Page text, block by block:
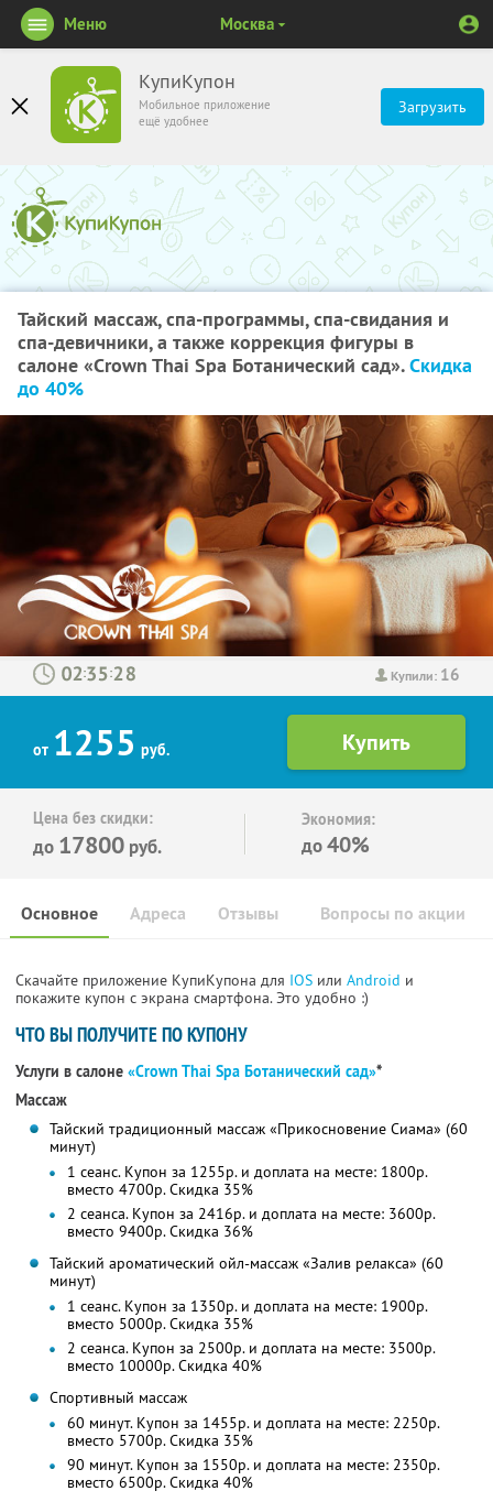
КупиКупон
Мобильное приложение
ещё удобнее
Загрузить
Меню Москва
Тайский массаж, спа-программы, спа-свидания и
спа-девичники, а также коррекция фигуры в
салоне «Crown Thai Spa Ботанический сад».Скидка
до 40%
Купили: 16
: :
от 1255 руб.
Цена без скидки:
до 17800 руб.
Экономия:
до40%
Основное Отзывы Вопросы по акции
Адреса
Скачайте приложение КупиКупона для IOS или Android и
покажите купон с экрана смартфона. Это удобно :)
ЧТО ВЫ ПОЛУЧИТЕ ПО КУПОНУ
Услуги в салоне «Crown Thai Spa Ботанический сад»*
Массаж
Тайский традиционный массаж «Прикосновение Сиама» (60
минут)
1 сеанс. Купон за 1255р. и доплата на месте: 1800р.
вместо 4700р. Скидка 35%
2 сеанса. Купон за 2416р. и доплата на месте: 3600р.
вместо 9400р. Скидка 36%
Тайский ароматический ойл-массаж «Залив релакса» (60
минут)
1 сеанс. Купон за 1350р. и доплата на месте: 1900р.
вместо 5000р. Скидка 35%
2 сеанса. Купон за 2500р. и доплата на месте: 3500р.
вместо 10000р. Скидка 40%
Спортивный массаж
60 минут. Купон за 1455р. и доплата на месте: 2250р.
вместо 5700р. Скидка 35%
90 минут. Купон за 1550р. и доплата на месте: 2350р.
вместо 6500р. Скидка 40%